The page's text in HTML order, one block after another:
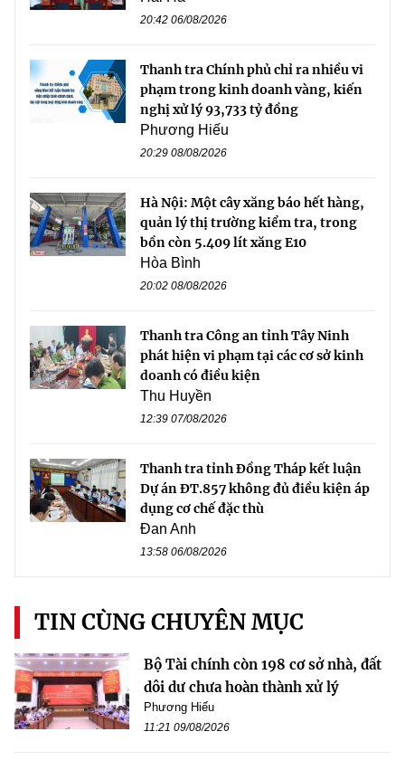
20:42 06/08/2026
Thanh tra Chính phủ chỉ ra nhiều vi
phạm trong kinh doanh vàng, kiến
nghị xử lý 93,733 tỷ đồng
Phương Hiếu
20:29 08/08/2026
Hà Nội: Một cây xăng báo hết hàng,
quản lý thị trường kiểm tra, trong
bồn còn 5.409 lít xăng E10
Hòa Bình
20:02 08/08/2026
Thanh tra Công an tỉnh Tây Ninh
phát hiện vi phạm tại các cơ sở kinh
doanh có điều kiện
Thu Huyền
12:39 07/08/2026
Thanh tra tỉnh Đồng Tháp kết luận
Dự án ĐT.857 không đủ điều kiện áp
dụng cơ chế đặc thù
Đan Anh
13:58 06/08/2026
TIN CÙNG CHUYÊN MỤC
Bộ Tài chính còn 198 cơ sở nhà, đất
dôi dư chưa hoàn thành xử lý
Phương Hiếu
11:21 09/08/2026